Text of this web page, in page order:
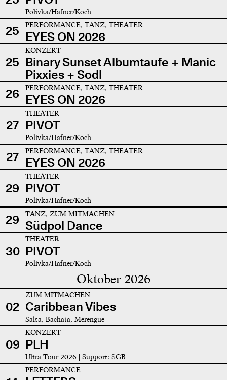
Polivka/Hafner/Koch
25 PERFORMANCE, TANZ, THEATER
EYES ON 2026
25
KONZERT
Binary Sunset Albumtaufe + Manic
Pixxies + Sodl
26
PERFORMANCE, TANZ, THEATER
EYES ON 2026
27
THEATER
PIVOT
Polivka/Hafner/Koch
27 PERFORMANCE, TANZ, THEATER
EYES ON 2026
29
THEATER
PIVOT
Polivka/Hafner/Koch
29 TANZ, ZUM MITMACHEN
Südpol Dance
30
THEATER
PIVOT
Polivka/Hafner/Koch
Oktober 2026
02
ZUM MITMACHEN
Caribbean Vibes
Salsa, Bachata, Merengue
09
KONZERT
PLH
Ultra Tour 2026 | Support: SGB
PERFORMANCE